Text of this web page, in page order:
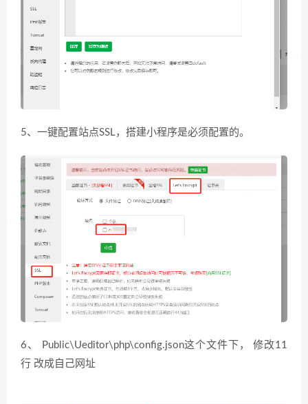
5、一键配置站点SSL，搭建小程序是必须配置的。
6、 Public\Ueditor\php\config.json这个文件下， 修改11
行 改成自己网址